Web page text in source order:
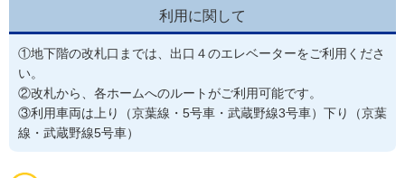
利用に関して
①地下階の改札口までは、出口４のエレベーターをご利用くださ
い。
②改札から、各ホームへのルートがご利用可能です。
③利用車両は上り（京葉線・5号車・武蔵野線3号車）下り（京葉
線・武蔵野線5号車）